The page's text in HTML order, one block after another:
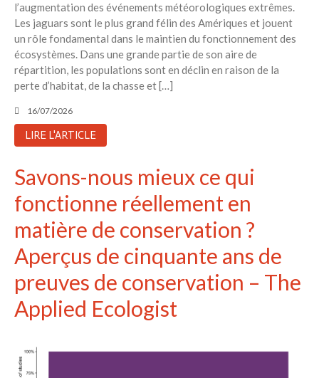
l’augmentation des événements météorologiques extrêmes.
Les jaguars sont le plus grand félin des Amériques et jouent
un rôle fondamental dans le maintien du fonctionnement des
écosystèmes. Dans une grande partie de son aire de
répartition, les populations sont en déclin en raison de la
perte d’habitat, de la chasse et […]
16/07/2026
LIRE L'ARTICLE
Savons-nous mieux ce qui
fonctionne réellement en
matière de conservation ?
Aperçus de cinquante ans de
preuves de conservation – The
Applied Ecologist